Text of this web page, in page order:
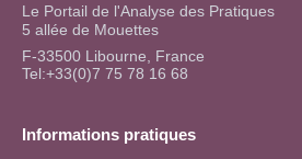
Le Portail de l'Analyse des Pratiques
5 allée de Mouettes
F-33500 Libourne, France
Tel:+33(0)7 75 78 16 68
Informations pratiques